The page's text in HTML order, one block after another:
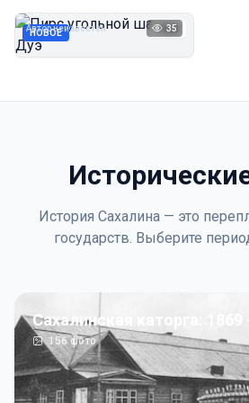
НОВОЕ 1923
Автор неизвестен 35
История Сахалина — это
государств. Выберите
Сахалинская каторга: 1869 -
156фото